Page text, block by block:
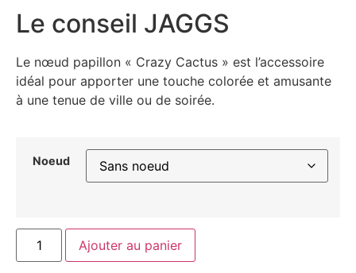
Le conseil JAGGS
Le nœud papillon « Crazy Cactus » est l’accessoire
idéal pour apporter une touche colorée et amusante
à une tenue de ville ou de soirée.
Noeud
Ajouter au panier